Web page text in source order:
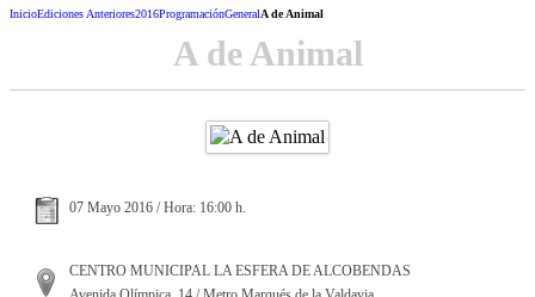
InicioEdiciones Anteriores2016ProgramaciónGeneralA de Animal
A de Animal
07 Mayo 2016 / Hora: 16:00 h.
CENTRO MUNICIPAL LA ESFERA DE ALCOBENDAS